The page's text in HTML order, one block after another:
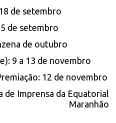
de setembro
de setembro
de outubro
9 a 13 de novembro
12 de novembro
de Imprensa da Equatorial
Maranhão